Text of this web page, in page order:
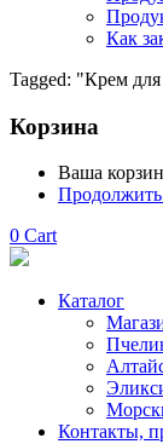
Как
Tagged: "Крем
Корзина
Ваша
0 Cart
Каталог
Контакты,